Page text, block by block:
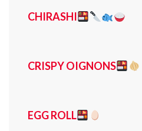
CHIRASHI
CRISPY OIGNONS
EGG ROLL